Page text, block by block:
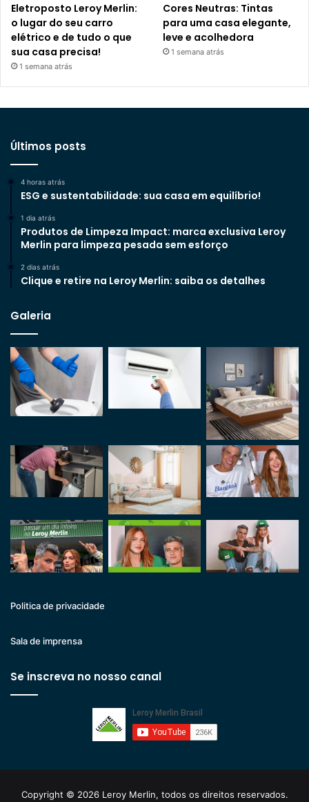
Eletroposto Leroy Merlin:
o lugar do seu carro
elétrico e de tudo o que
sua casa precisa!
1 semana atrás
Cores Neutras: Tintas
para uma casa elegante,
leve e acolhedora
1 semana atrás
Últimos posts
4 horas atrás
ESG e sustentabilidade: sua casa em equilíbrio!
1 dia atrás
Produtos de Limpeza Impact: marca exclusiva Leroy
Merlin para limpeza pesada sem esforço
2 dias atrás
Clique e retire na Leroy Merlin: saiba os detalhes
Galeria
Politica de privacidade
Sala de imprensa
Se inscreva no nosso canal
Copyright © 2026 Leroy Merlin, todos os direitos reservados.